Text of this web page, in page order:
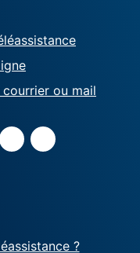
ou mail
?